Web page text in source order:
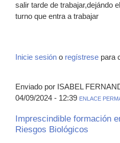
salir tarde de trabajar,dejándo
turno que entra a trabajar
Inicie sesión o regístrese para
Enviado por ISABEL
04/09/2024 - 12:39 ENLACE
Imprescindible formación
Riesgos Biológicos